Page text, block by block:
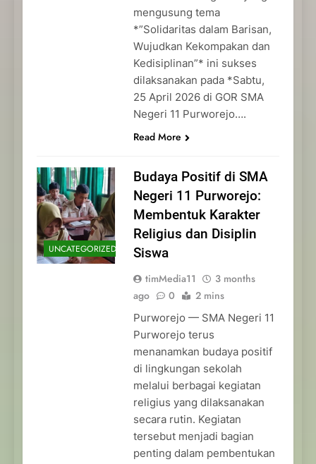
mengusung tema
*”Solidaritas dalam Barisan,
Wujudkan Kekompakan dan
Kedisiplinan”* ini sukses
dilaksanakan pada *Sabtu,
25 April 2026 di GOR SMA
Negeri 11 Purworejo….
Read More
UNCATEGORIZED
Budaya Positif di SMA
Negeri 11 Purworejo:
Membentuk Karakter
Religius dan Disiplin
Siswa
timMedia11
3 months
ago
0 2 mins
Purworejo — SMA Negeri 11
Purworejo terus
menanamkan budaya positif
di lingkungan sekolah
melalui berbagai kegiatan
religius yang dilaksanakan
secara rutin. Kegiatan
tersebut menjadi bagian
penting dalam pembentukan